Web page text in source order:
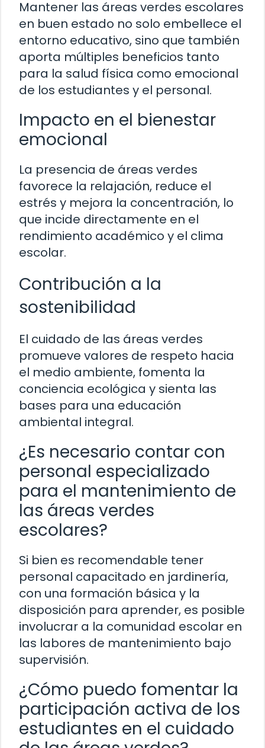
Mantener las áreas verdes escolares
en buen estado no solo embellece el
entorno educativo, sino que también
aporta múltiples beneficios tanto
para la salud física como emocional
de los estudiantes y el personal.
Impacto en el bienestar
emocional
La presencia de áreas verdes
favorece la relajación, reduce el
estrés y mejora la concentración, lo
que incide directamente en el
rendimiento académico y el clima
escolar.
Contribución a la
sostenibilidad
El cuidado de las áreas verdes
promueve valores de respeto hacia
el medio ambiente, fomenta la
conciencia ecológica y sienta las
bases para una educación
ambiental integral.
¿Es necesario contar con
personal especializado
para el mantenimiento de
las áreas verdes
escolares?
Si bien es recomendable tener
personal capacitado en jardinería,
con una formación básica y la
disposición para aprender, es posible
involucrar a la comunidad escolar en
las labores de mantenimiento bajo
supervisión.
¿Cómo puedo fomentar la
participación activa de los
estudiantes en el cuidado